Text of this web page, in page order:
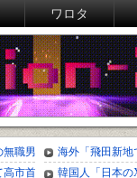
ワロタ